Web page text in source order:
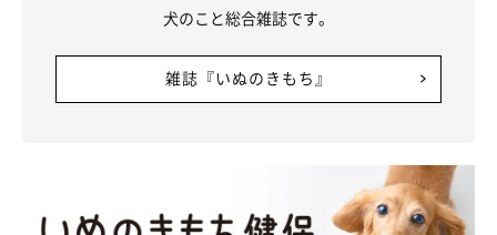
犬のこと総合雑誌です。
雑誌『いぬのきもち』